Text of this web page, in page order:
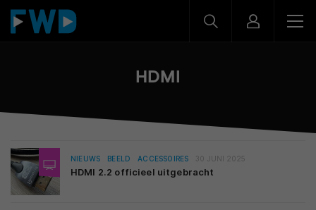
HDMI
NIEUWS BEELD ACCESSOIRES 30 JUNI 2025
HDMI 2.2 officieel uitgebracht